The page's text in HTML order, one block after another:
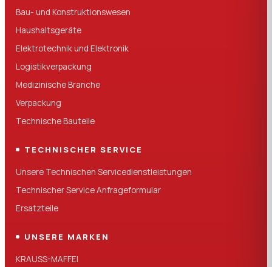
Bau- und Konstruktionswesen
Haushaltsgeräte
Elektrotechnik und Elektronik
Logistikverpackung
Medizinische Branche
Verpackung
Technische Bauteile
TECHNISCHER SERVICE
Unsere Technischen Servicedienstleistungen
Technischer Service Anfrageformular
Ersatzteile
UNSERE MARKEN
KRAUSS-MAFFEI